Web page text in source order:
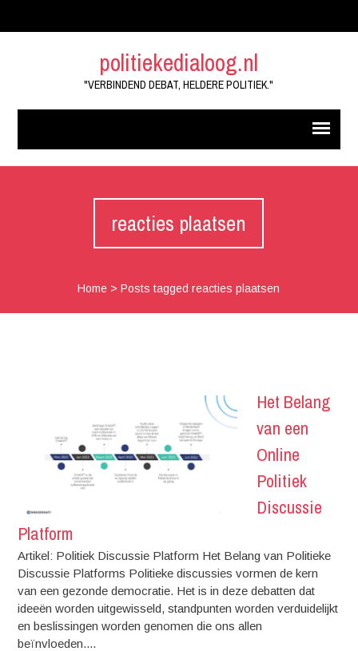
politiekedialoog.nl
"VERBINDEND DEBAT, HELDERE POLITIEK."
reacties plaatsen
Home >Posts tagged reacties plaatsen
Het Belang
van een
Online
Politiek
Discussie
Platform
Artikel: Politiek Discussie Platform Het Belang van Politieke
Discussie Platforms Politieke discussies vormen de kern
van een gezonde democratie. Het is in deze debatten dat
ideeën worden uitgewisseld, standpunten worden verduidelijkt
en beslissingen worden genomen die ons allen
beïnvloeden....